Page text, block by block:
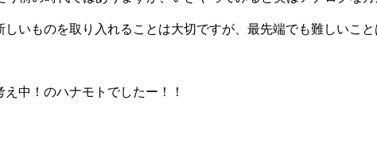
いものを取り入れることは大切ですが、最先端でも難しいこ
中！のハナモトでしたー！！